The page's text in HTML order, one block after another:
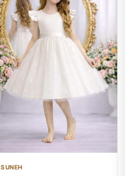
SUNEH